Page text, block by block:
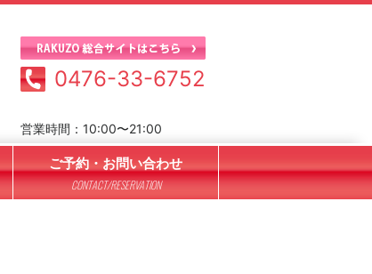
0476-33-6752
営業時間：10:00〜21:00
ご予約・お問い合わせ
CONTACT/RESERVATION